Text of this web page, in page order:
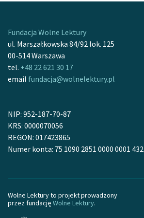
Fundacja Wolne Lektury
ul. Marszałkowska 84/92 lok. 125
00-514 Warszawa
tel. +48 22 621 30 17
email fundacja@wolnelektury.pl
NIP: 952-187-70-87
KRS: 0000070056
REGON: 017423865
Numer konta: 75 1090 2851 0000 0001
Wolne Lektury to projekt prowadzony
przez fundację Wolne Lektury.